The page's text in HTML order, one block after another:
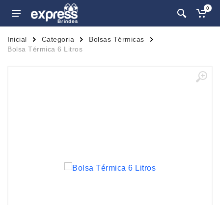
0
Inicial Categoria
Bolsas Térmicas
Bolsa Térmica 6 Litros